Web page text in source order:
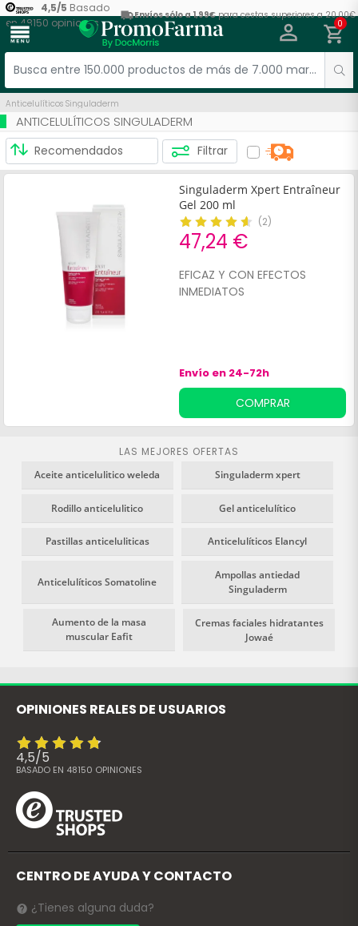
4,5/5 Basado
en48150 opiniones
Envíos sólo a 1,99€para cestas superiores a 20,00€
menu 0
Anticelulíticos Singuladerm
ANTICELULÍTICOS SINGULADERM
Filtrar
Singuladerm Xpert Entraîneur
Gel 200 ml
(2)
47,24 €
EFICAZ Y CON EFECTOS
INMEDIATOS
Envío en 24-72h
COMPRAR
LAS MEJORES OFERTAS
Aceite anticelulitico weleda
Singuladerm xpert
Rodillo anticelulitico Gel anticelulítico
Pastillas anticeluliticas Anticelulíticos Elancyl
Anticelulíticos Somatoline
Ampollas antiedad
Singuladerm
Aumento de la masa
muscular Eafit
Cremas faciales hidratantes
Jowaé
OPINIONES REALES DE USUARIOS
4,5/5
BASADO EN 48150 OPINIONES
CENTRO DE AYUDA Y CONTACTO
¿Tienes alguna duda?